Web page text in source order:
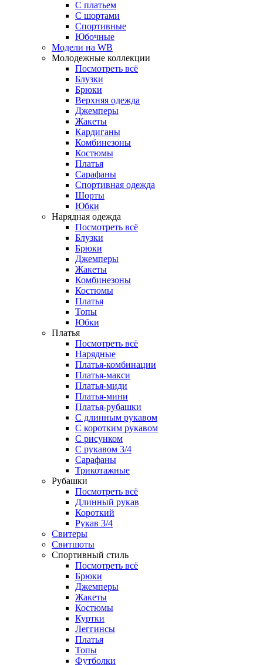
С платьем
С шортами
Спортивные
Юбочные
Модели на WB
Молодежные коллекции
Посмотреть всё
Блузки
Брюки
Верхняя одежда
Джемперы
Жакеты
Кардиганы
Комбинезоны
Костюмы
Платья
Сарафаны
Спортивная одежда
Шорты
Юбки
Нарядная одежда
Посмотреть всё
Блузки
Брюки
Джемперы
Жакеты
Комбинезоны
Костюмы
Платья
Топы
Юбки
Платья
Посмотреть всё
Нарядные
Платья-комбинации
Платья-макси
Платья-миди
Платья-мини
Платья-рубашки
С длинным рукавом
С коротким рукавом
С рисунком
С рукавом 3/4
Сарафаны
Трикотажные
Рубашки
Посмотреть всё
Длинный рукав
Короткий
Рукав 3/4
Свитеры
Свитшоты
Спортивный стиль
Посмотреть всё
Брюки
Джемперы
Жакеты
Костюмы
Куртки
Леггинсы
Платья
Топы
Футболки